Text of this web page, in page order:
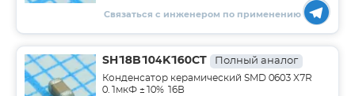
Связаться с инженером по применению
SH18B104K160CT Полный аналог
Конденсатор керамический SMD 0603 X7R
0.1мкФ ±10% 16В